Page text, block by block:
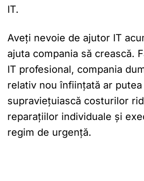
IT.
Aveți nevoie de ajutor IT
ajuta compania să crească.
IT profesional, compania
relativ nou înființată ar putea
supraviețuiască costurilor
reparațiilor individuale și
regim de urgență.